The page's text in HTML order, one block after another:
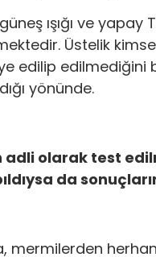
ışığı ve
Üstelik
edilip edilmediğini
yönünde.
adli olarak test
da
mermilerden